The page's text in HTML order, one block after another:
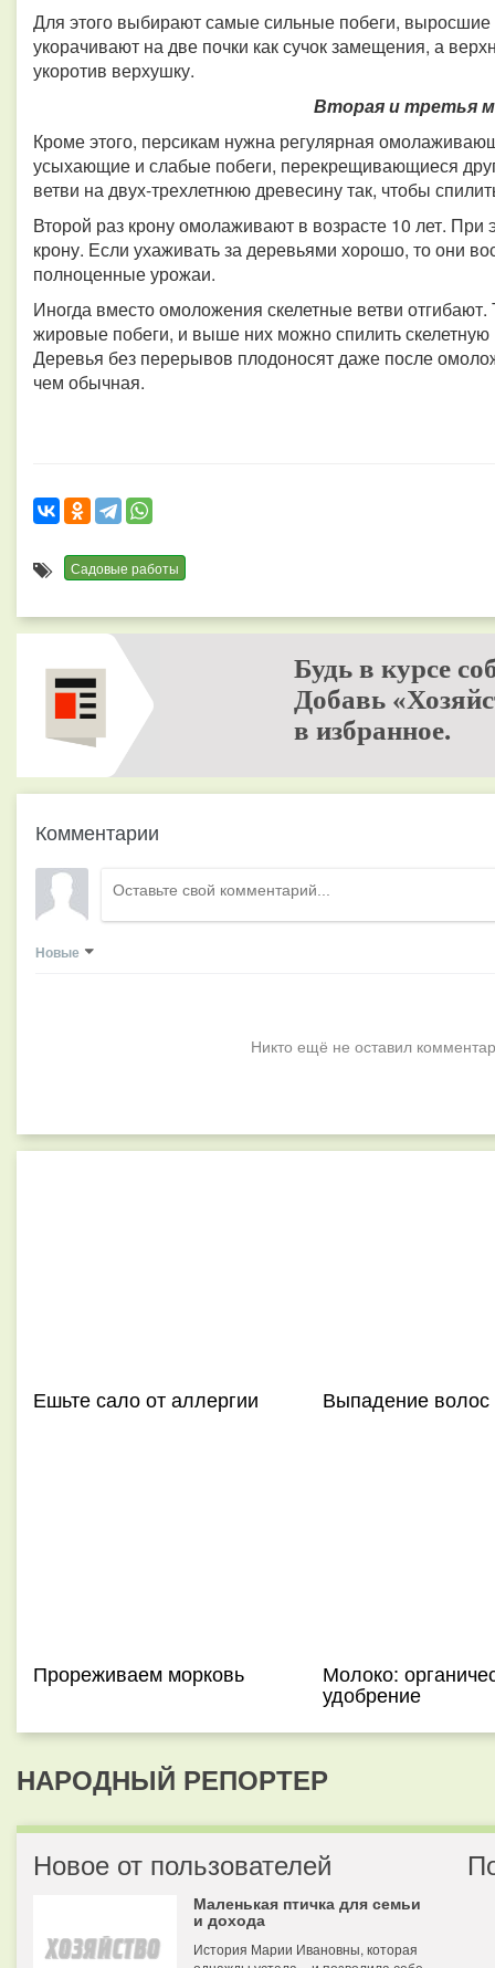
Для этого выбирают самые сильные побеги, выросшие
укорачивают на две почки как сучок замещения, а
укоротив верхушку.
Вторая и третья
Кроме этого, персикам нужна регулярная
усыхающие и слабые побеги, перекрещивающиеся
ветви на двух-трехлетнюю древесину так, чтобы
Второй раз крону омолаживают в возрасте 10 лет.
крону. Если ухаживать за деревьями хорошо, то они
полноценные урожаи.
Иногда вместо омоложения скелетные ветви
жировые побеги, и выше них можно спилить скелетную
Деревья без перерывов плодоносят даже после
чем обычная.
Садовые работы
Будь в курсе
Добавь
в избранное.
Комментарии
Новые
Никто ещё не оставил
Ешьте сало от аллергии Выпадение волос
Прореживаем морковь Молоко:
удобрение
НАРОДНЫЙ РЕПОРТЕР
Новое от пользователей
Маленькая птичка для семьи
и дохода
История Марии Ивановны, которая